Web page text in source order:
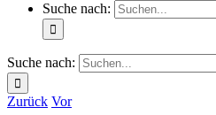
Suche nach:
Suche nach:
Zurück Vor